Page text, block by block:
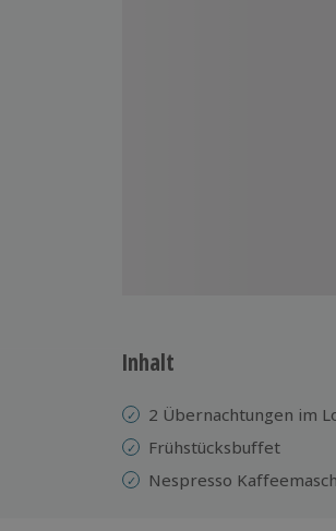
Inhalt
2 Übernachtungen im
Frühstücksbuffet
Nespresso